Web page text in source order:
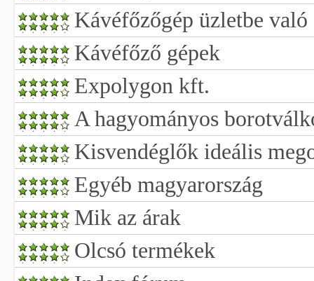
Kávéfőzőgép üzletbe való
Kávéfőző gépek
Expolygon kft.
A hagyományos
Kisvendéglők ideális
Egyéb magyarország
Mik az árak
Olcsó termékek